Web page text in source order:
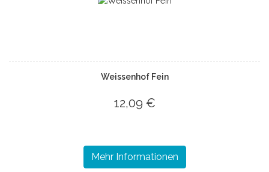
Weissenhof Fein
12,09 €
Mehr Informationen